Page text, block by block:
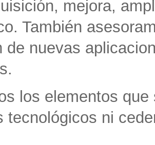
mejora,
También
de nuevas
los elementos
tecnológicos ni